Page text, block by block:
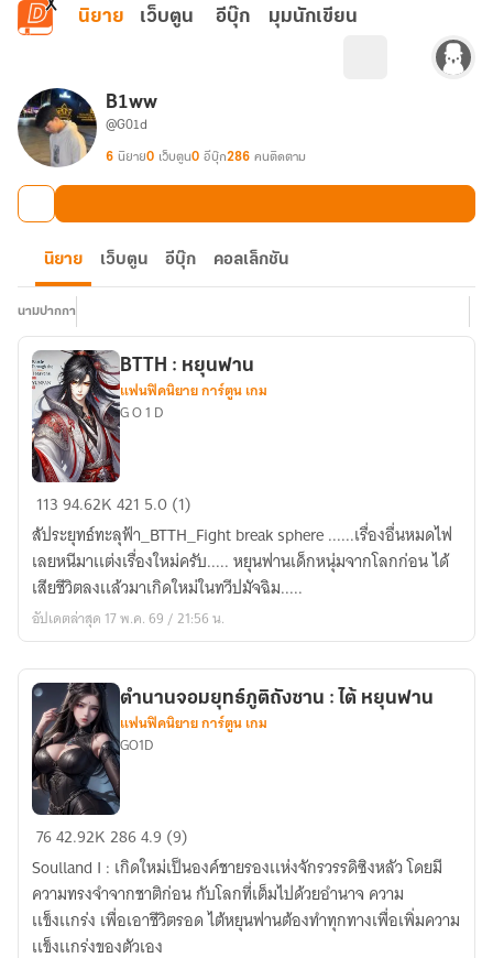
ข้ามไปยังเนื้อหาหลัก
นิยาย เว็บตูน อีบุ๊ก มุมนักเขียน
B1ww
@G01d
6 นิยาย0 เว็บตูน0 อีบุ๊ก286 คนติดตาม
นิยาย เว็บตูน อีบุ๊ก คอลเล็กชัน
นามปากกา
BTTH
หยุ
นฟาน
BTTH : หยุนฟาน
แฟนฟิคนิยาย การ์ตูน เกม
G O 1 D
11394.62K421 5.0 (1)
สัประยุทธ์ทะลุฟ้า_BTTH_Fight break sphere ......เรื่องอื่นหมดไฟ
เลยหนีมาเเต่งเรื่องใหม่ครับ..... หยุนฟานเด็กหนุ่มจากโลกก่อน ได้
เสียชีวิตลงเเล้วมาเกิดใหม่ในทวีปมัจฉิม.....
อัปเดตล่าสุด 17 พ.ค. 69 / 21:56 น.
ตำนาน
ยุทธ์
ภูติ
ถัง
ตำนานจอมยุทธ์ภูติถังซาน : ไต้ หยุนฟาน
แฟนฟิคนิยาย การ์ตูน เกม
GO1D
7642.92K2864.9 (9)
Soulland I : เกิดใหม่เป็นองค์ชายรองเเห่งจักรวรรดิซิงหลัว โดยมี
ความทรงจำจากชาติก่อน กับโลกที่เต็มไปด้วยอำนาจ ความ
เเข็งเเกร่ง เพื่อเอาชีวิตรอด ไต้หยุนฟานต้องทำทุกทางเพื่อเพิ่มความ
เเข็งเเกร่งของตัวเอง